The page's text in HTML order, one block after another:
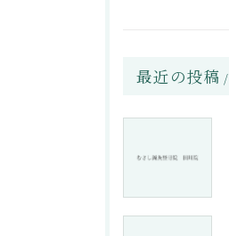
最近の投稿